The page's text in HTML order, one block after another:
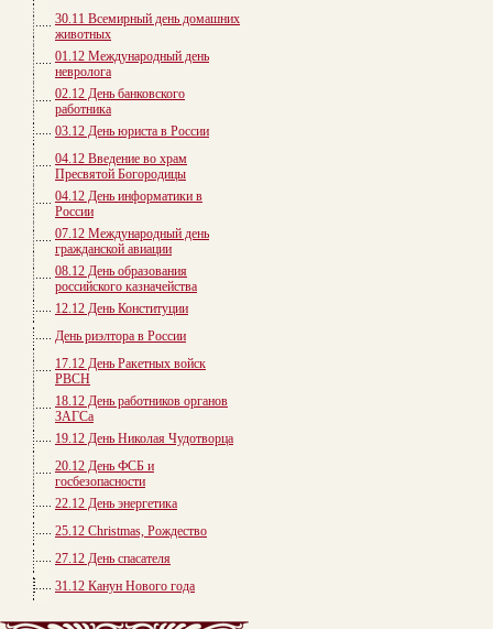
30.11 Всемирный день домашних
животных
01.12 Международный день
невролога
02.12 День банковского
работника
03.12 День юриста в России
04.12 Введение во храм
Пресвятой Богородицы
04.12 День информатики в
России
07.12 Международный день
гражданской авиации
08.12 День образования
российского казначейства
12.12 День Конституции
День риэлтора в России
17.12 День Ракетных войск
РВСН
18.12 День работников органов
ЗАГСа
19.12 День Николая Чудотворца
20.12 День ФСБ и
госбезопасности
22.12 День энергетика
25.12 Christmas, Рождество
27.12 День спасателя
31.12 Канун Нового года